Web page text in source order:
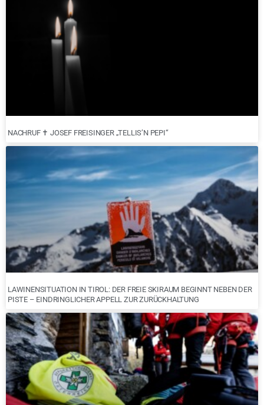
NACHRUF ✝︎ JOSEF FREISINGER „TELLIS’N PEPI“
LAWINENSITUATION IN TIROL: DER FREIE SKIRAUM BEGINNT NEBEN DER
PISTE – EINDRINGLICHER APPELL ZUR ZURÜCKHALTUNG